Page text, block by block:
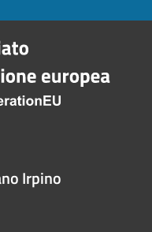
Irpino